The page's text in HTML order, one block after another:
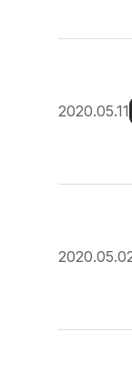
2020.05.11